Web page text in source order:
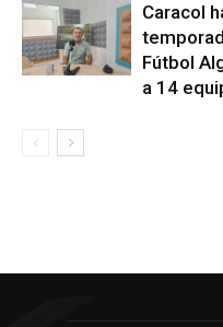
Caracol
Fútbol
a 14